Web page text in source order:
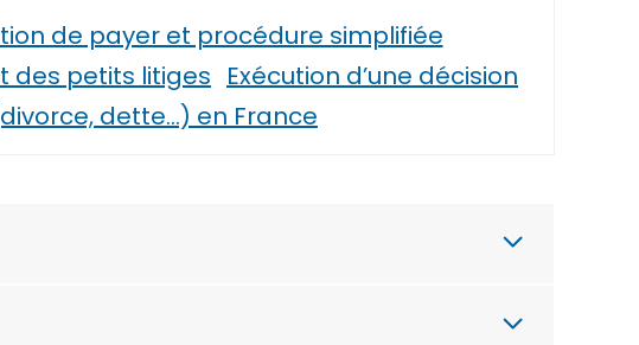
de payer et procédure simplifiée
des petits litiges Exécution d’une décision
dette…) en France